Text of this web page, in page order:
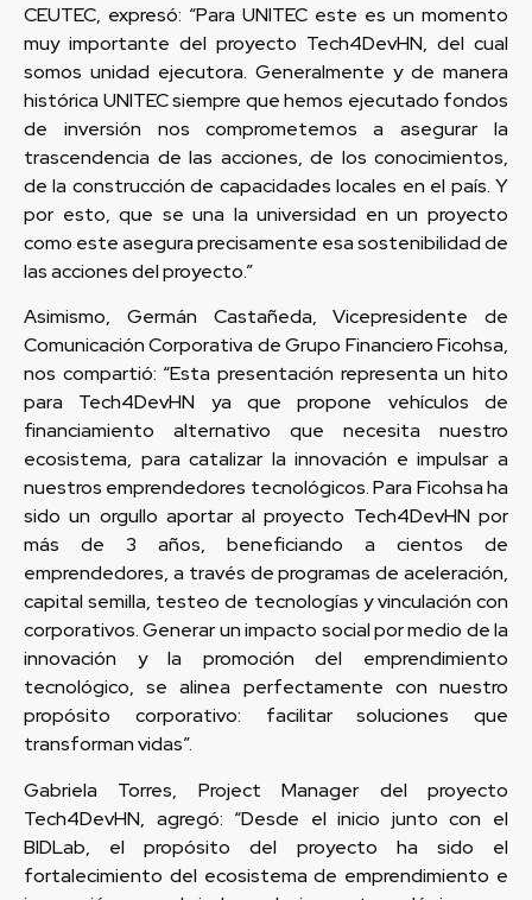
CEUTEC, expresó: “Para UNITEC este es un momento
muy importante del proyecto Tech4DevHN, del cual
somos unidad ejecutora. Generalmente y de manera
histórica UNITEC siempre que hemos ejecutado fondos
de inversión nos comprometemos a asegurar la
trascendencia de las acciones, de los conocimientos,
de la construcción de capacidades locales en el país. Y
por esto, que se una la universidad en un proyecto
como este asegura precisamente esa sostenibilidad de
las acciones del proyecto.”
Asimismo, Germán Castañeda, Vicepresidente de
Comunicación Corporativa de Grupo Financiero Ficohsa,
nos compartió: “Esta presentación representa un hito
para Tech4DevHN ya que propone vehículos de
financiamiento alternativo que necesita nuestro
ecosistema, para catalizar la innovación e impulsar a
nuestros emprendedores tecnológicos. Para Ficohsa ha
sido un orgullo aportar al proyecto Tech4DevHN por
más de 3 años, beneficiando a cientos de
emprendedores, a través de programas de aceleración,
capital semilla, testeo de tecnologías y vinculación con
corporativos. Generar un impacto social por medio de la
innovación y la promoción del emprendimiento
tecnológico, se alinea perfectamente con nuestro
propósito corporativo: facilitar soluciones que
transforman vidas”.
Gabriela Torres, Project Manager del proyecto
Tech4DevHN, agregó: “Desde el inicio junto con el
BIDLab, el propósito del proyecto ha sido el
fortalecimiento del ecosistema de emprendimiento e